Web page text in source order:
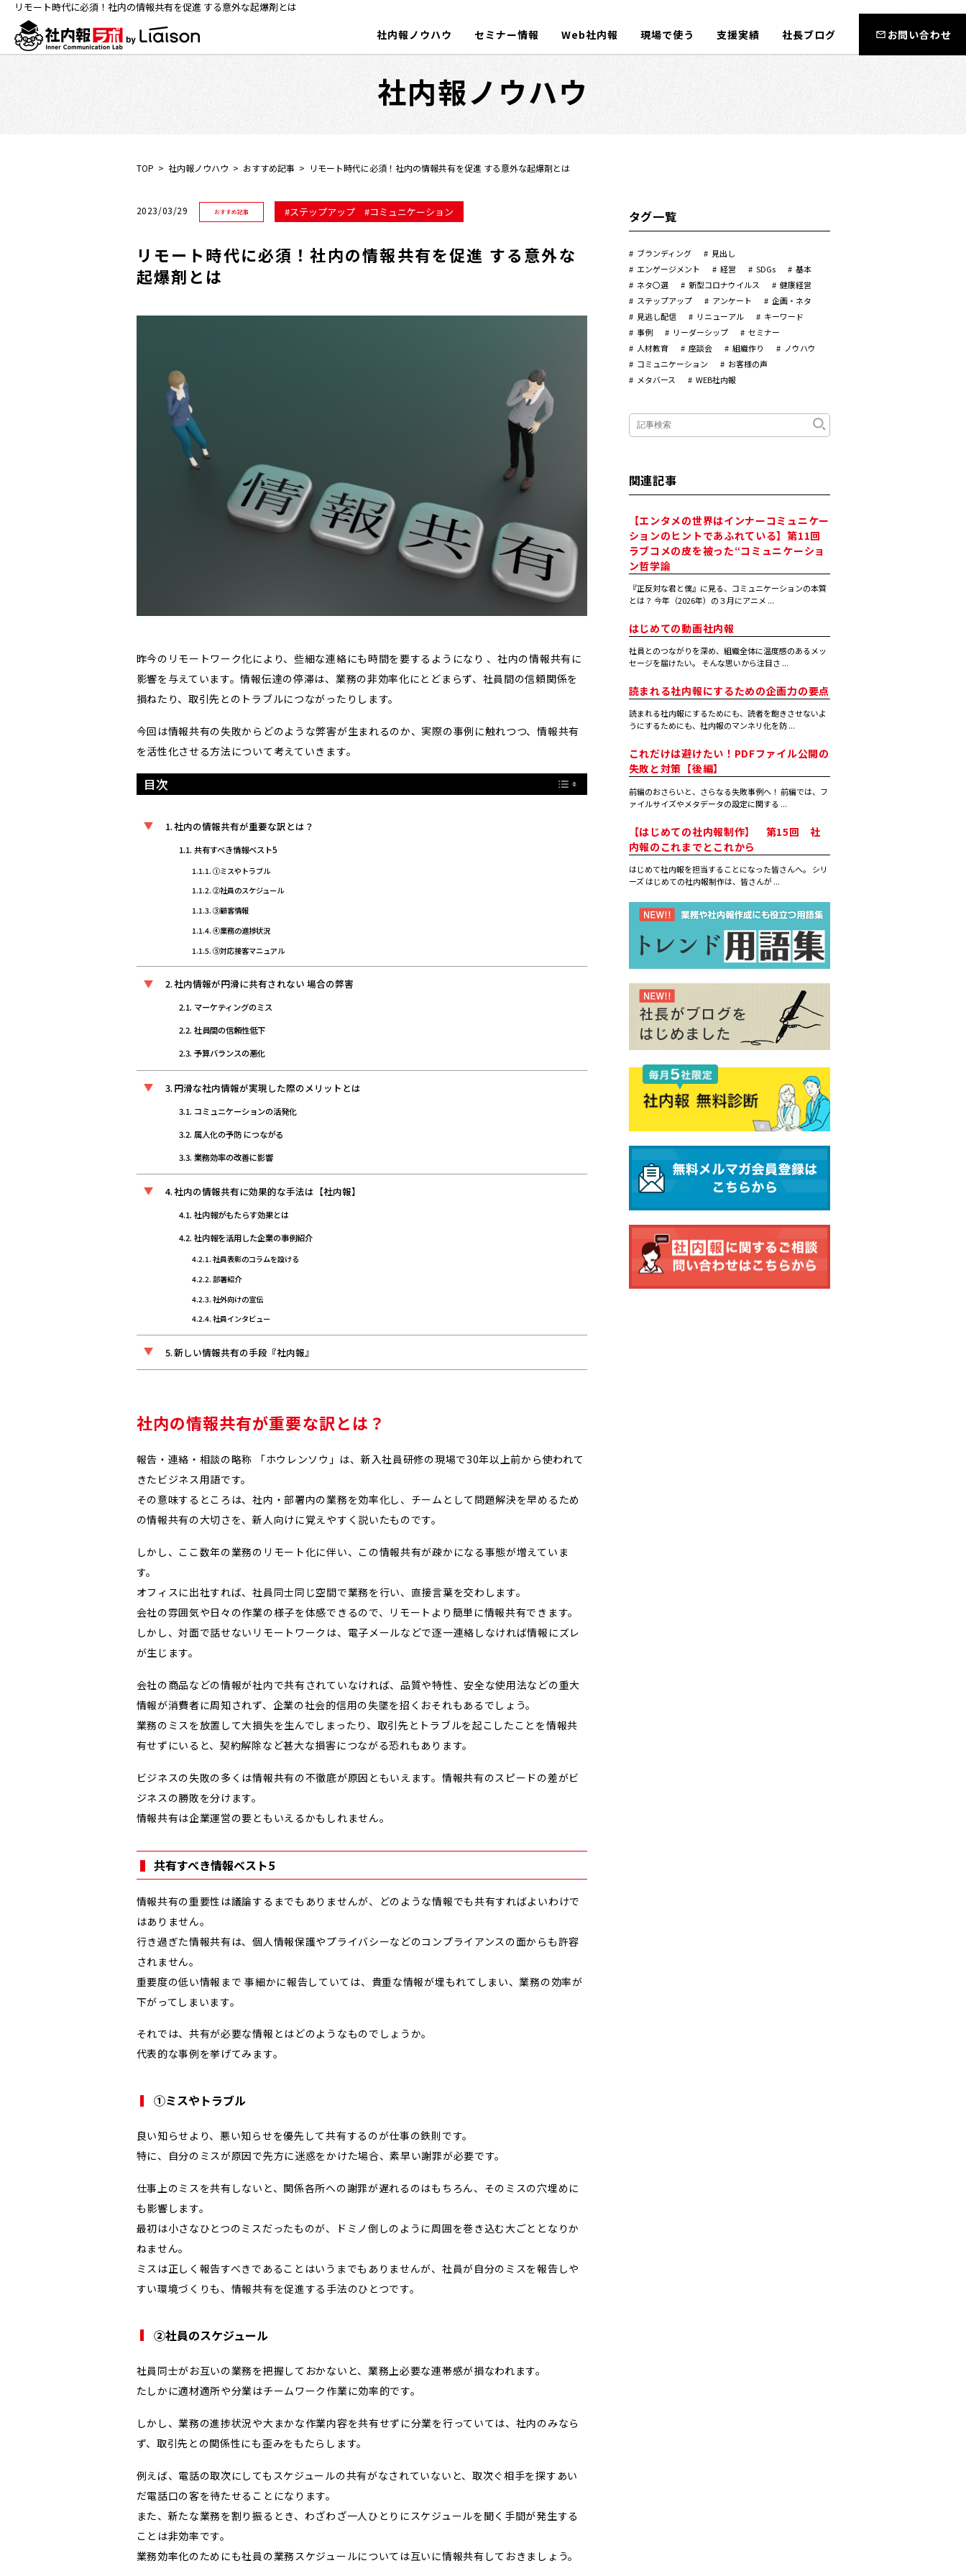
リモート時代に必須！社内の情報共有を促進 する意外な起爆剤とは
社内報ノウハウ セミナー情報 Web社内報 現場で使う 支援実績 社長ブログ お問い合わせ
社内報ノウハウ
TOP 社内報ノウハウ おすすめ記事 リモート時代に必須！社内の情報共有を促進 する意外な起爆剤とは
2023/03/29 おすすめ記事 ステップアップ コミュニケーション
リモート時代に必須！社内の情報共有を促進 する意外な
起爆剤とは
昨今のリモートワーク化により、些細な連絡にも時間を要するようになり 、社内の情報共有に
影響を与えています。情報伝達の停滞は、業務の非効率化にとどまらず、社員間の信頼関係を
損ねたり、取引先とのトラブルにつながったりします。
今回は情報共有の失敗からどのような弊害が生まれるのか、実際の事例に触れつつ、情報共有
を活性化させる方法について考えていきます。
目次
社内の情報共有が重要な訳とは？
共有すべき情報ベスト5
①ミスやトラブル
②社員のスケジュール
③顧客情報
④業務の進捗状況
⑤対応接客マニュアル
社内情報が円滑に共有されない 場合の弊害
マーケティングのミス
社員間の信頼性低下
予算バランスの悪化
円滑な社内情報が実現した際のメリットとは
コミュニケーションの活発化
属人化の予防 につながる
業務効率の改善に影響
社内の情報共有に効果的な手法は【社内報】
社内報がもたらす効果とは
社内報を活用した企業の事例紹介
社員表彰のコラムを設ける
部署紹介
社外向けの宣伝
社員インタビュー
新しい情報共有の手段『社内報』
社内の情報共有が重要な訳とは？
報告・連絡・相談の略称 「ホウレンソウ」は、新入社員研修の現場で30年以上前から使われて
きたビジネス用語です。
その意味するところは、社内・部署内の業務を効率化し、チームとして問題解決を早めるため
の情報共有の大切さを、新人向けに覚えやすく説いたものです。
しかし、ここ数年の業務のリモート化に伴い、この情報共有が疎かになる事態が増えていま
す。
オフィスに出社すれば、社員同士同じ空間で業務を行い、直接言葉を交わします。
会社の雰囲気や日々の作業の様子を体感できるので、リモートより簡単に情報共有できます。
しかし、対面で話せないリモートワークは、電子メールなどで逐一連絡しなければ情報にズレ
が生じます。
会社の商品などの情報が社内で共有されていなければ、品質や特性、安全な使用法などの重大
情報が消費者に周知されず、企業の社会的信用の失墜を招くおそれもあるでしょう。
業務のミスを放置して大損失を生んでしまったり、取引先とトラブルを起こしたことを情報共
有せずにいると、契約解除など甚大な損害につながる恐れもあります。
ビジネスの失敗の多くは情報共有の不徹底が原因ともいえます。情報共有のスピードの差がビ
ジネスの勝敗を分けます。
情報共有は企業運営の要ともいえるかもしれません。
共有すべき情報ベスト5
情報共有の重要性は議論するまでもありませんが、どのような情報でも共有すればよいわけで
はありません。
行き過ぎた情報共有は、個人情報保護やプライバシーなどのコンプライアンスの面からも許容
されません。
重要度の低い情報まで 事細かに報告していては、貴重な情報が埋もれてしまい、業務の効率が
下がってしまいます。
それでは、共有が必要な情報とはどのようなものでしょうか。
代表的な事例を挙げてみます。
①ミスやトラブル
良い知らせより、悪い知らせを優先して共有するのが仕事の鉄則です。
特に、自分のミスが原因で先方に迷惑をかけた場合、素早い謝罪が必要です。
仕事上のミスを共有しないと、関係各所への謝罪が遅れるのはもちろん、そのミスの穴埋めに
も影響します。
最初は小さなひとつのミスだったものが、ドミノ倒しのように周囲を巻き込む大ごととなりか
ねません。
ミスは正しく報告すべきであることはいうまでもありませんが、社員が自分のミスを報告しや
すい環境づくりも、情報共有を促進する手法のひとつです。
②社員のスケジュール
社員同士がお互いの業務を把握しておかないと、業務上必要な連帯感が損なわれます。
たしかに適材適所や分業はチームワーク作業に効率的です。
しかし、業務の進捗状況や大まかな作業内容を共有せずに分業を行っていては、社内のみなら
ず、取引先との関係性にも歪みをもたらします。
例えば、電話の取次にしてもスケジュールの共有がなされていないと、取次ぐ相手を探すあい
だ電話口の客を待たせることになります。
また、新たな業務を割り振るとき、わざわざ一人ひとりにスケジュールを聞く手間が発生する
ことは非効率です。
業務効率化のためにも社員の業務スケジュールについては互いに情報共有しておきましょう。
タグ一覧
ブランディング
見出し
エンゲージメント
経営 SDGs
基本
ネタ〇選
新型コロナウイルス
健康経営
ステップアップ
アンケート
企画・ネタ
見逃し配信
リニューアル
キーワード
事例
リーダーシップ
セミナー
人材教育
座談会 組織作り
ノウハウ
コミュニケーション
お客様の声
メタバース
WEB社内報
関連記事
【エンタメの世界はインナーコミュニケー
ションのヒントであふれている】第11回
ラブコメの皮を被った“コミュニケーショ
ン哲学論
『正反対な君と僕』に見る、コミュニケーションの本質
とは？ 今年（2026年）の３月にアニメ ...
はじめての動画社内報
社員とのつながりを深め、組織全体に温度感のあるメッ
セージを届けたい。 そんな思いから注目さ ...
読まれる社内報にするための企画力の要点
読まれる社内報にするためにも、読者を飽きさせないよ
うにするためにも、社内報のマンネリ化を防 ...
これだけは避けたい！PDFファイル公開の
失敗と対策【後編】
前編のおさらいと、さらなる失敗事例へ！ 前編では、フ
ァイルサイズやメタデータの設定に関する ...
【はじめての社内報制作】 第15回 社
内報のこれまでとこれから
はじめて社内報を担当することになった皆さんへ。 シリ
ーズ はじめての社内報制作は、皆さんが ...